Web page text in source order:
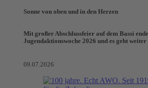
Sonne von oben und in den Herzen
Mit großer Abschlussfeier auf dem Bassi
Jugendaktionswoche 2026 und es geht
09.07.2026